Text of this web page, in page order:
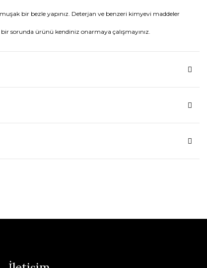
bir bezle yapınız. Deterjan ve benzeri kimyevi maddeler
sorunda ürünü kendiniz onarmaya çalışmayınız.